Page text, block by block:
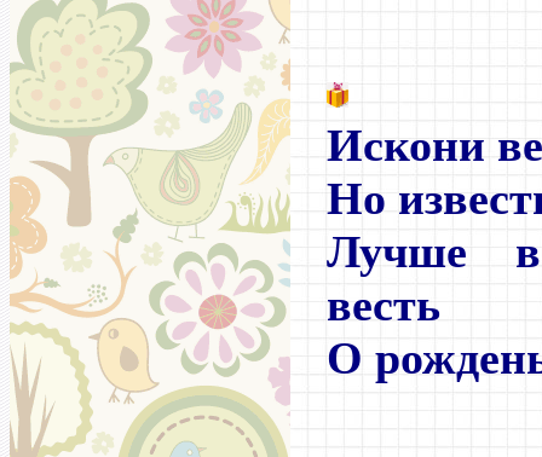
Искони
Но
Лучше
весть
О